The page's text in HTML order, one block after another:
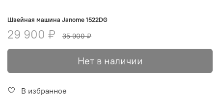
Швейная машина Janome 1522DG
29 900 ₽ 35 900 ₽
Нет в наличии
В избранное